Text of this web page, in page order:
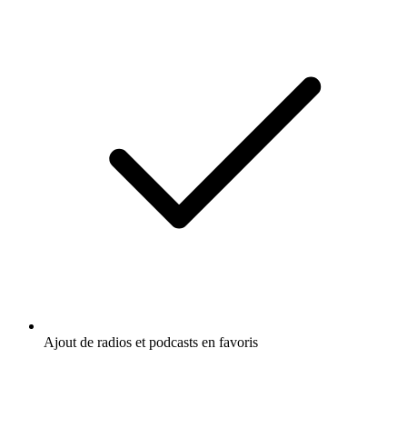
Ajout de radios et podcasts en favoris